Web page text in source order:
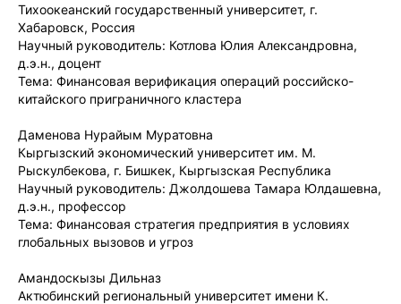
Тихоокеанский государственный университет, г.
Хабаровск, Россия
Научный руководитель: Котлова Юлия Александровна,
д.э.н., доцент
Тема: Финансовая верификация операций российско-
китайского приграничного кластера
Даменова Нурайым Муратовна
Кыргызский экономический университет им. М.
Рыскулбекова, г. Бишкек, Кыргызская Республика
Научный руководитель: Джолдошева Тамара Юлдашевна,
д.э.н., профессор
Тема: Финансовая стратегия предприятия в условиях
глобальных вызовов и угроз
Амандоскызы Дильназ
Актюбинский региональный университет имени К.